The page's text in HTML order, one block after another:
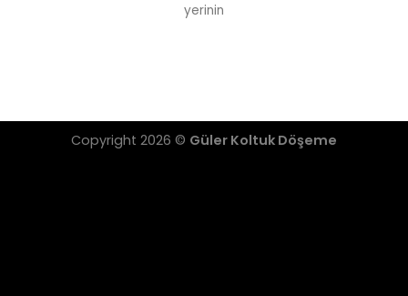
yerinin
Copyright 2026 © Güler Koltuk Döşeme